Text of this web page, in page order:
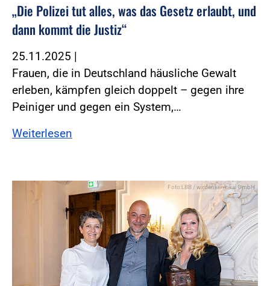
„Die Polizei tut alles, was das Gesetz erlaubt, und
dann kommt die Justiz“
25.11.2025 |
Frauen, die in Deutschland häusliche Gewalt
erleben, kämpfen gleich doppelt – gegen ihre
Peiniger und gegen ein System,…
Weiterlesen
Foto:LBB / wirdenkenlokal GmbH